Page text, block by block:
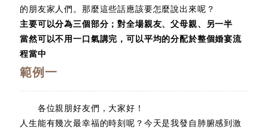
的朋友家人們。那麼這些話應該要怎麼說出來呢？
主要可以分為三個部分；對全場親友、父母親、另一半
當然可以不用一口氣講完，可以平均的分配於整個婚宴流
程當中
範例一
各位親朋好友們，大家好！
人生能有幾次最幸福的時刻呢？今天是我發自肺腑感到激